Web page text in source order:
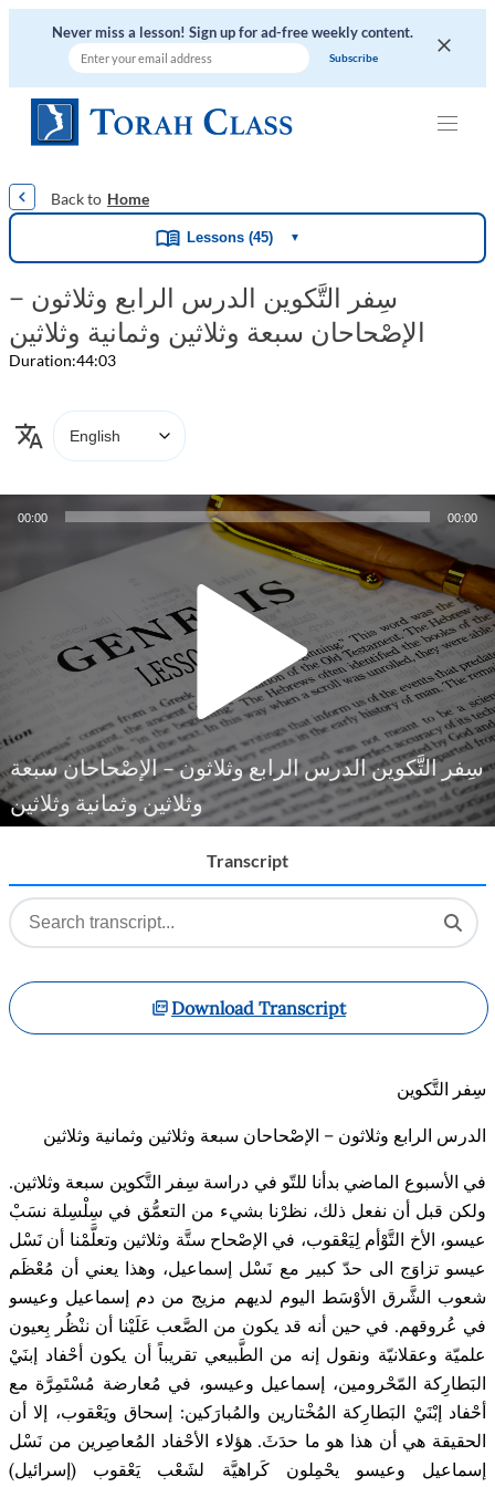
Never miss a lesson! Sign up for ad-free weekly content.
Home
Lessons (45) ▼
سِفر التَّكوين الدرس الرابع وثلاثون –
الإصْحاحان سبعة وثلاثين وثمانية وثلاثين
Duration:44:03
00:00 00:00
سِفر التَّكوين الدرس الرابع وثلاثون – الإصْحاحان سبعة
وثلاثين وثمانية وثلاثين
Transcript
Download Transcript
سِفر التَّكوين
الدرس الرابع وثلاثون – الإصْحاحان سبعة وثلاثين وثمانية وثلاثين
في الأسبوع الماضي بدأنا للتّو في دراسة سِفر التَّكوين سبعة وثلاثين.
ولكن قبل أن نفعل ذلك، نظرْنا بشيء من التعمُّق في سِلْسِلة نسَبْ
عيسو، الأخ التَّوْأم لِيَعْقوب، في الإصْحاح ستَّة وثلاثين وتعلَّمْنا أن نَسْل
عيسو تزاوَج الى حدّ كبير مع نَسْل إسماعيل، وهذا يعني أن مُعْظَم
شعوب الشَّرق الأوْسَط اليوم لديهم مزيج من دم إسماعيل وعيسو
في عُروقهم. في حين أنه قد يكون من الصَّعب عَلَيْنا أن ننْظُر بِعيون
علميّة وعقلانيّة ونقول إنه من الطَّبيعي تقريباً أن يكون أحْفاد إبنَيْ
البَطارِكة المّحْرومين، إسماعيل وعيسو، في مُعارضة مُسْتَمِرَّة مع
أحْفاد إبْنَيْ البَطارِكة المُخْتارين والمُبارَكين: إسحاق ويَعْقوب، إلا أن
الحقيقة هي أن هذا هو ما حدَثَ. هؤلاء الأحْفاد المُعاصِرين من نَسْل
إسماعيل وعيسو يحْمِلون كَراهيَّة لشَعْب يَعْقوب (إسرائيل)